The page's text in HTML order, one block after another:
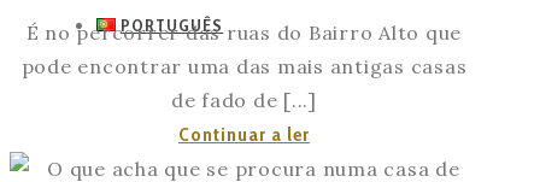
PORTUGUÊS
É no percorrer das ruas do Bairro Alto que
pode encontrar uma das mais antigas casas
de fado de [...]
Continuar a lerO
Fado